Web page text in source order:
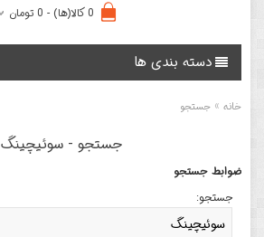
0 کالا(ها) - 0 تومان
دسته بندی ها
خانه » جستجو
جستجو - سوئیچینگ
ضوابط جستجو
جستجو: